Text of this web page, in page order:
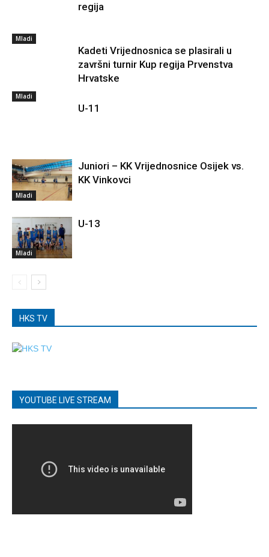
regija
Mladi
Kadeti Vrijednosnica se plasirali u
završni turnir Kup regija Prvenstva
Hrvatske
Mladi
U-11
Mladi
Juniori – KK Vrijednosnice Osijek vs.
KK Vinkovci
Mladi
U-13
HKS TV
YOUTUBE LIVE STREAM